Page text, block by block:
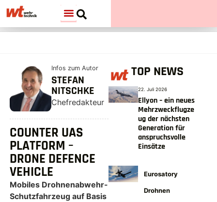
Infos zum Autor
STEFAN
NITSCHKE
Chefredakteur
COUNTER UAS
PLATFORM –
DRONE DEFENCE
VEHICLE
Mobiles Drohnenabwehr-
Schutzfahrzeug auf Basis
TOP NEWS
22. Juli 2026
Ellyon – ein neues
Mehrzweckflugze
ug der nächsten
Generation für
anspruchsvolle
Einsätze
Eurosatory
Drohnen